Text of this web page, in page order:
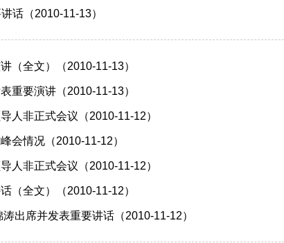
话（2010-11-13）
（全文）（2010-11-13）
重要演讲（2010-11-13）
人非正式会议（2010-11-12）
会情况（2010-11-12）
人非正式会议（2010-11-12）
（全文）（2010-11-12）
出席并发表重要讲话（2010-11-12）